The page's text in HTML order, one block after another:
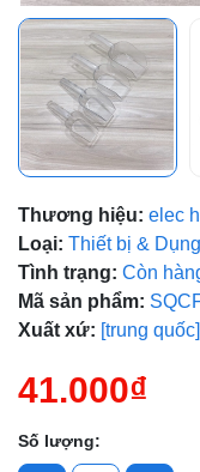
Thương hiệu: elec
Loại: Thiết bị &
Tình trạng: Còn
Mã sản phẩm:
Xuất xứ: [trung quốc]
41.000₫
Số lượng: